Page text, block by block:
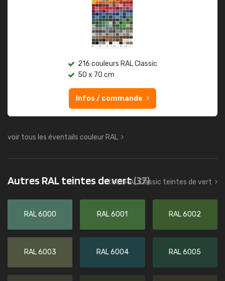
216 couleurs RAL Classic
50 x 70 cm
Infos / commande
voir tous les éventails couleur RAL
Autres RAL teintes de vert(37)
tout RAL Classic teintes de vert
RAL 6000 RAL 6001 RAL 6002
RAL 6003 RAL 6004 RAL 6005